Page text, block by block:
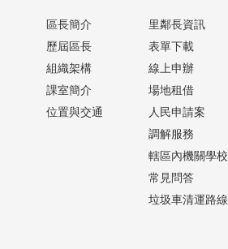
區長簡介
歷屆區長
組織架構
課室簡介
位置與交通
里鄰長資訊
表單下載
線上申辦
場地租借
人民申請案
調解服務
轄區內機關學校
常見問答
垃圾車清運路線